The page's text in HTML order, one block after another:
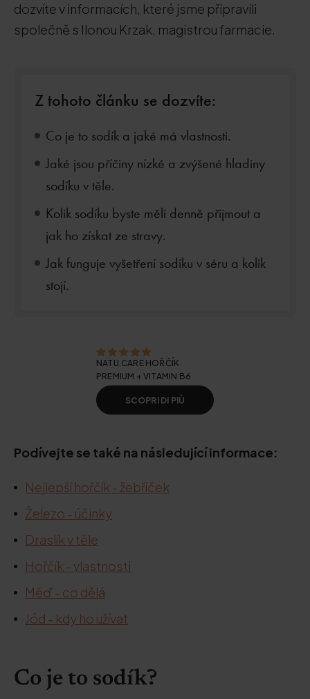
dozvíte v informacích, které jsme připravili
společně s Ilonou Krzak, magistrou farmacie.
Z tohoto článku se dozvíte:
Co je to sodík a jaké má vlastnosti.
Jaké jsou příčiny nízké a zvýšené hladiny
sodíku v těle.
Kolik sodíku byste měli denně přijmout a
jak ho získat ze stravy.
Jak funguje vyšetření sodíku v séru a kolik
stojí.
NATU.CARE HOŘČÍK
PREMIUM + VITAMIN B6
SCOPRI DI PIÙ
Podívejte se také na následující informace:
Nejlepší hořčík - žebříček
Železo - účinky
Draslík v těle
Hořčík - vlastnosti
Měď - co dělá
Jód - kdy ho užívat
Co je to sodík?